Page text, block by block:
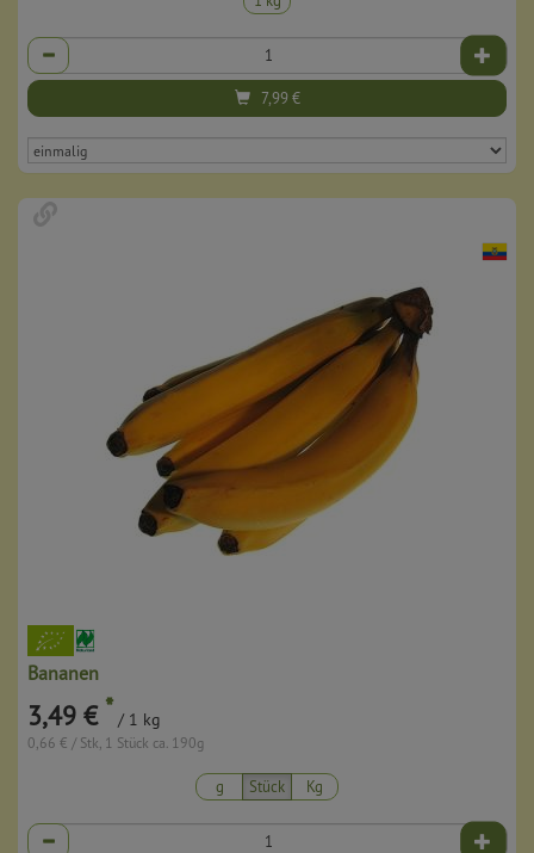
Anzahl
7,99€
Bananen
3,49 € * / 1 kg
0,66 € / Stk, 1 Stück ca. 190g
g Stück Kg
Anzahl